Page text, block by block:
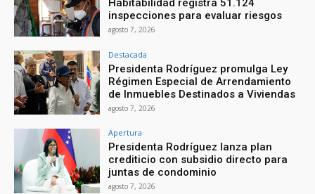
Habitabilidad registra 51.124
inspecciones para evaluar riesgos
agosto 7, 2026
Destacada
Presidenta Rodríguez promulga Ley
Régimen Especial de Arrendamiento
de Inmuebles Destinados a Viviendas
agosto 7, 2026
Apertura
Presidenta Rodríguez lanza plan
crediticio con subsidio directo para
juntas de condominio
agosto 7, 2026